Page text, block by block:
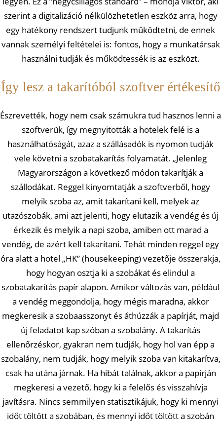
szerint a digitalizáció nélkülözhetetlen eszköz arra, hogy
egy hatékony rendszert tudjunk működtetni, de ennek
vannak személyi feltételei is: fontos, hogy a munkatársak
használni tudják és működtessék is az eszközt.
Így lesz a takarítóból szoftver értékesítő
Észrevették, hogy nem csak számukra tud hasznos lenni a
szoftverük, így megnyitották a hotelek felé is a
használhatóságát, azaz a szállásadók is nyomon tudják
vele követni a szobatakarítás folyamatát. „Jelenleg
Magyarországon a következő módon takarítják a
szállodákat. Reggel kinyomtatják a szoftverből, hogy
melyik szoba az, amit takarítani kell, melyek az
utazószobák, ami azt jelenti, hogy elutazik a vendég és új
érkezik és melyik a napi szoba, amiben ott marad a
vendég, de azért kell takarítani. Tehát minden reggel egy
óra alatt a hotel „HK” (housekeeping) vezetője összerakja,
hogy hogyan osztja ki a szobákat és elindul a
szobatakarítás papír alapon. Amikor változás van, például
a vendég meggondolja, hogy mégis maradna, akkor
megkeresik a szobaasszonyt és áthúzzák a papírját, majd
új feladatot kap szóban a szobalány. A takarítás
ellenőrzéskor, gyakran nem tudják, hogy hol van épp a
szobalány, nem tudják, hogy melyik szoba van kitakarítva,
csak ha utána járnak. Ha hibát találnak, akkor a papírján
megkeresi a vezető, hogy ki a felelős és visszahívja
javításra. Nincs semmilyen statisztikájuk, hogy ki mennyi
időt töltött a szobában, és mennyi időt töltött a szobán